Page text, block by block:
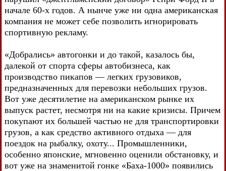
начале 60-х годов. А нынче уже ни одна американская
компания не может себе позволить игнорировать
спортивную рекламу.
«Добрались» автогонки и до такой, казалось бы,
далекой от спорта сферы автобизнеса, как
производство пикапов — легких грузовиков,
предназначенных для перевозки небольших грузов.
Вот уже десятилетие на американском рынке их
выпуск растет, несмотря ни на какие кризисы. Причем
покупают их большей частью не для транспортировки
грузов, а как средство активного отдыха — для
поездок на рыбалку, охоту... Промышленники,
особенно японские, мгновенно оценили обстановку, и
вот уже на знаменитой гонке «Баха-1000» появились